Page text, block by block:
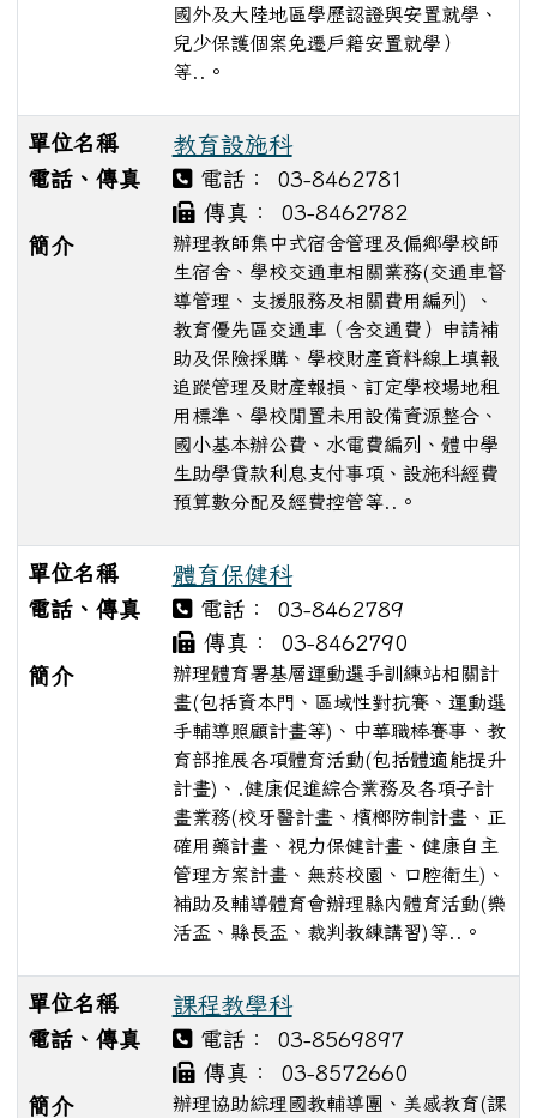
國外及大陸地區學歷認證與安置就學、
兒少保護個案免遷戶籍安置就學）
等..。
單位名稱 教育設施科
電話、傳真
電話： 03-8462781
傳真： 03-8462782
簡介
辦理教師集中式宿舍管理及偏鄉學校師
生宿舍、學校交通車相關業務(交通車督
導管理、支援服務及相關費用編列) 、
教育優先區交通車（含交通費）申請補
助及保險採購、學校財產資料線上填報
追蹤管理及財產報損、訂定學校場地租
用標準、學校閒置未用設備資源整合、
國小基本辦公費、水電費編列、體中學
生助學貸款利息支付事項、設施科經費
預算數分配及經費控管等..。
單位名稱 體育保健科
電話、傳真
電話： 03-8462789
傳真： 03-8462790
簡介
辦理體育署基層運動選手訓練站相關計
畫(包括資本門、區域性對抗賽、運動選
手輔導照顧計畫等)、中華職棒賽事、教
育部推展各項體育活動(包括體適能提升
計畫)、.健康促進綜合業務及各項子計
畫業務(校牙醫計畫、檳榔防制計畫、正
確用藥計畫、視力保健計畫、健康自主
管理方案計畫、無菸校園、口腔衛生)、
補助及輔導體育會辦理縣內體育活動(樂
活盃、縣長盃、裁判教練講習)等..。
單位名稱 課程教學科
電話、傳真
電話： 03-8569897
傳真： 03-8572660
簡介
辦理協助綜理國教輔導團、美感教育(課